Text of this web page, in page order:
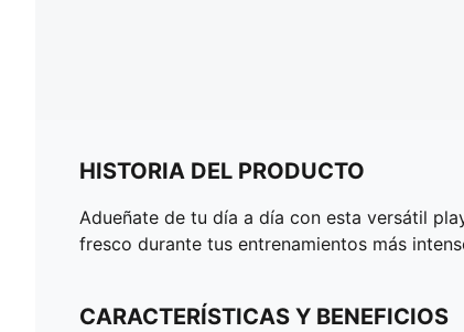
HISTORIA DEL PRODUCTO
Adueñate de tu día a día con esta versátil
fresco durante tus entrenamientos más
CARACTERÍSTICAS Y BENEFICIOS